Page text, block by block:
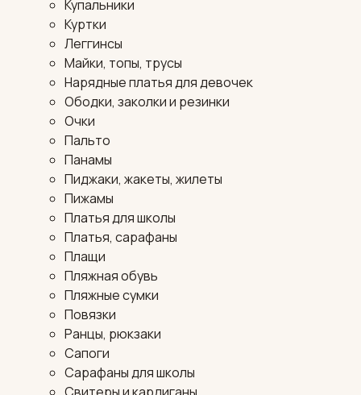
Купальники
Куртки
Леггинсы
Майки, топы, трусы
Нарядные платья для девочек
Ободки, заколки и резинки
Очки
Пальто
Панамы
Пиджаки, жакеты, жилеты
Пижамы
Платья для школы
Платья, сарафаны
Плащи
Пляжная обувь
Пляжные сумки
Повязки
Ранцы, рюкзаки
Сапоги
Сарафаны для школы